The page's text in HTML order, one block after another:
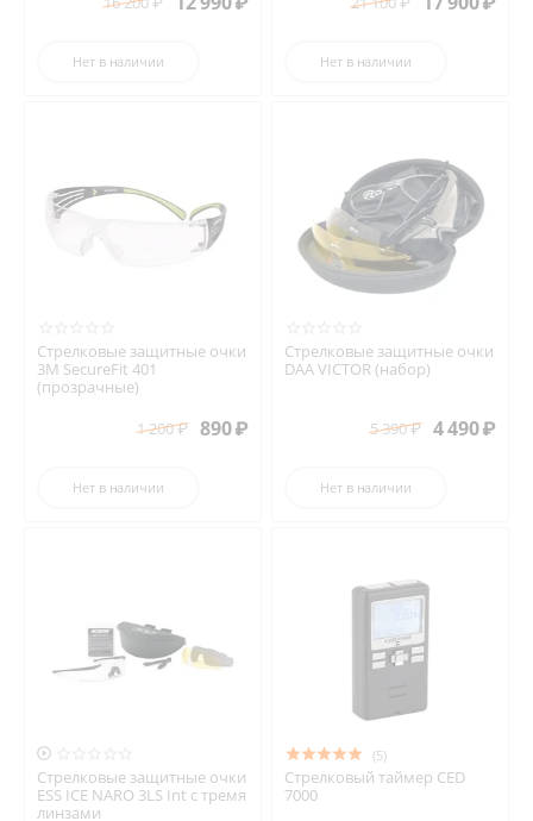
Нет в наличии Нет в наличии
Стрелковые защитные очки
3М SecureFit 401
(прозрачные)
1 200₽ 890₽
Нет в наличии
Стрелковые защитные очки
DAA VICTOR (набор)
5 390₽ 4 490₽
Нет в наличии

Стрелковые защитные очки
ESS ICE NARO 3LS Int с тремя
линзами
(5)
Стрелковый таймер CED
7000